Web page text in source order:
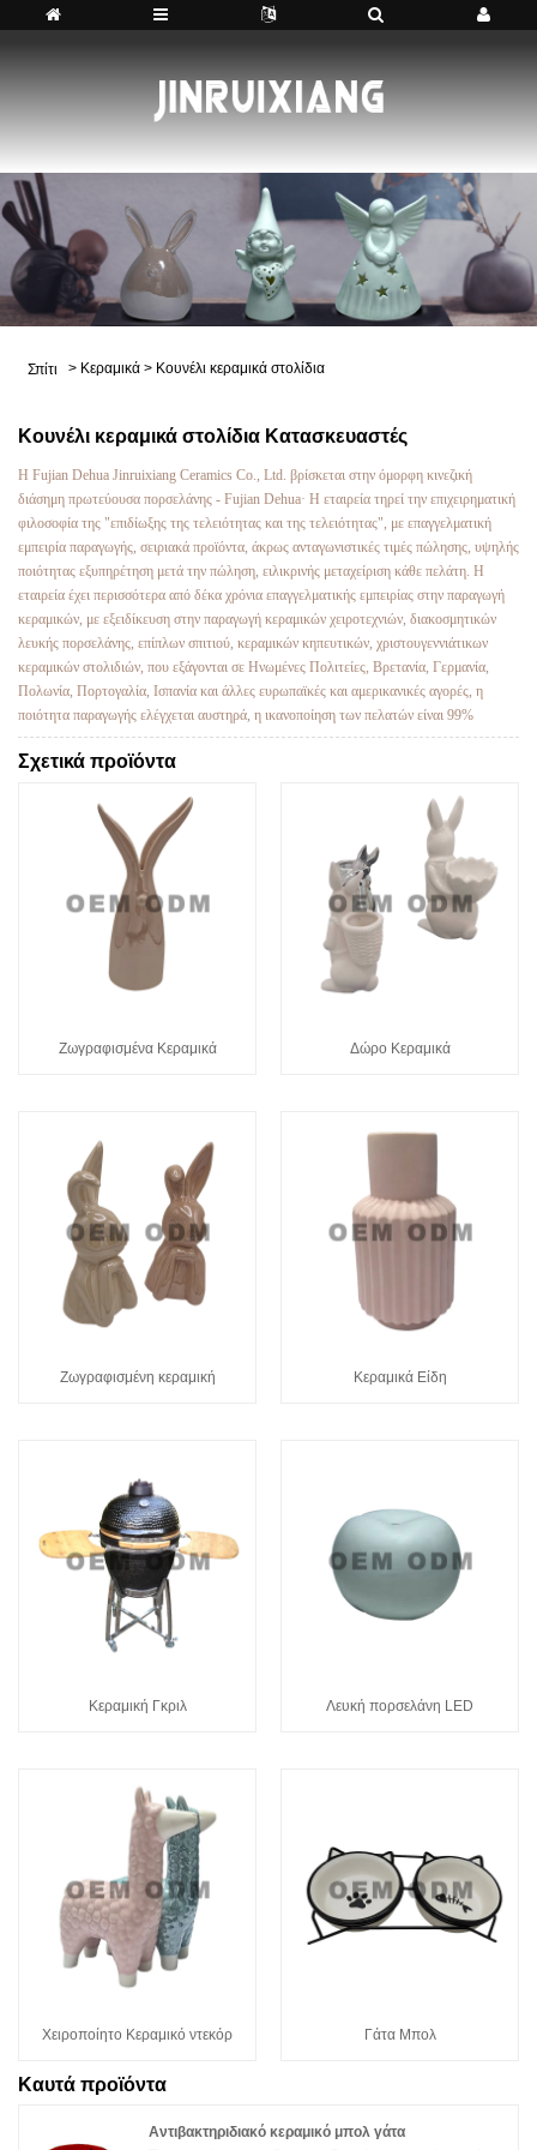
Σπίτι > Κεραμικά > Κουνέλι κεραμικά στολίδια
Κουνέλι κεραμικά στολίδια Κατασκευαστές
Η Fujian Dehua Jinruixiang Ceramics Co., Ltd. βρίσκεται στην όμορφη κινεζική
διάσημη πρωτεύουσα πορσελάνης - Fujian Dehua· Η εταιρεία τηρεί την επιχειρηματική
φιλοσοφία της "επιδίωξης της τελειότητας και της τελειότητας", με επαγγελματική
εμπειρία παραγωγής, σειριακά προϊόντα, άκρως ανταγωνιστικές τιμές πώλησης, υψηλής
ποιότητας εξυπηρέτηση μετά την πώληση, ειλικρινής μεταχείριση κάθε πελάτη. Η
εταιρεία έχει περισσότερα από δέκα χρόνια επαγγελματικής εμπειρίας στην παραγωγή
κεραμικών, με εξειδίκευση στην παραγωγή κεραμικών χειροτεχνιών, διακοσμητικών
λευκής πορσελάνης, επίπλων σπιτιού, κεραμικών κηπευτικών, χριστουγεννιάτικων
κεραμικών στολιδιών, που εξάγονται σε Ηνωμένες Πολιτείες, Βρετανία, Γερμανία,
Πολωνία, Πορτογαλία, Ισπανία και άλλες ευρωπαϊκές και αμερικανικές αγορές, η
ποιότητα παραγωγής ελέγχεται αυστηρά, η ικανοποίηση των πελατών είναι 99%
Σχετικά προϊόντα
Ζωγραφισμένα Κεραμικά Δώρο Κεραμικά
Ζωγραφισμένη κεραμική Κεραμικά Είδη
Κεραμική Γκριλ Λευκή πορσελάνη LED
Χειροποίητο Κεραμικό ντεκόρ Γάτα Μπολ
Καυτά προϊόντα
Αντιβακτηριδιακό κεραμικό μπολ γάτα